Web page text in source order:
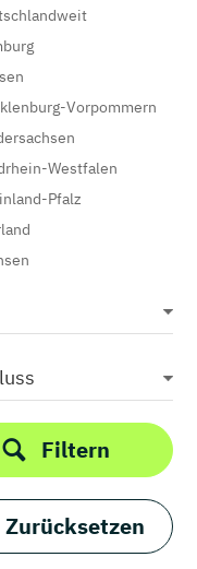
Vorpommern
Westfalen
Pfalz
Holstein
Filtern
Zurücksetzen